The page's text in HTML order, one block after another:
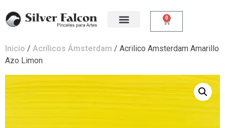
0
Inicio / Acrílicos Ámsterdam / Acrilico Amsterdam Amarillo
Azo Limon